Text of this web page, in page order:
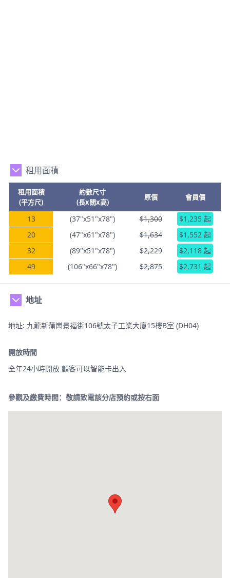
租用面積
租用面積
(平方尺)
約數尺寸
(長x闊x高)
原價 會員價
13 (37"x51"x78") $1,300
$1,235 起
20
(47"x61"x78") $1,634
$1,552 起
32
(89"x51"x78") $2,229
$2,118 起
49
(106"x66"x78") $2,875 $2,731 起
地址
地址: 九龍新蒲崗景福街106號太子工業大廈15樓B室 (DH04)
開放時間
全年24小時開放 顧客可以智能卡出入
參觀及繳費時間：敬請致電該分店預約或按右面